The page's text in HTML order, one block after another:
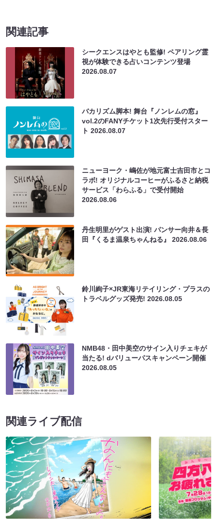
関連記事
シークエンスはやとも監修! ペアリング霊
視が体験できる占いコンテンツ登場
2026.08.07
バカリズム脚本! 舞台『ノンレムの窓』
vol.2のFANYチケット1次先行受付スター
ト2026.08.07
ニューヨーク・嶋佐が地元富士吉田市とコ
ラボ! オリジナルコーヒーがふるさと納税
サービス「わらふる」で受付開始
2026.08.06
丹生明里がゲスト出演! パンサー向井＆長
田『くるま温泉ちゃんねる』2026.08.06
鈴川絢子×JR東海リテイリング・プラスの
トラベルグッズ発売!2026.08.05
NMB48・田中美空のサイン入りチェキが
当たる! dバリューパスキャンペーン開催
2026.08.05
関連ライブ配信